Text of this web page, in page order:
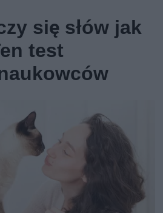
się słów jak
test